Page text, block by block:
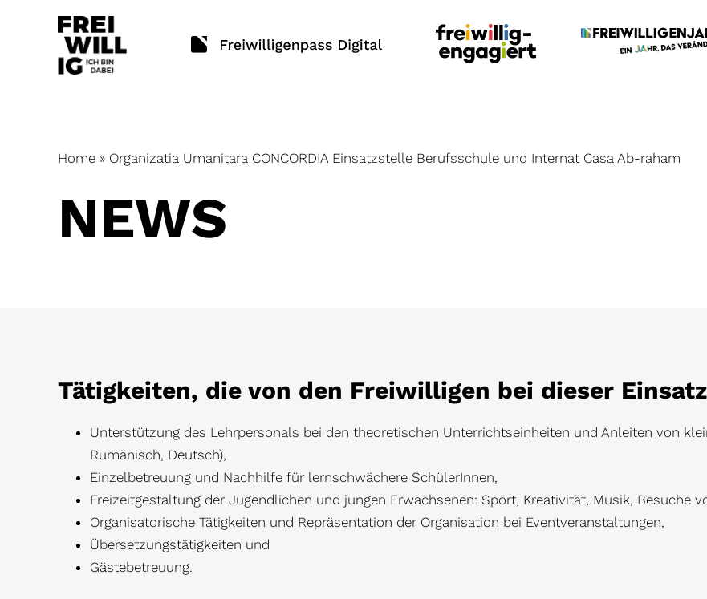
Home » Organizatia Umanitara CONCORDIA Einsatzstelle Berufsschule und Internat Casa Ab-raham
NEWS
Tätigkeiten, die von den Freiwilligen bei dieser
Unterstützung des Lehrpersonals bei den theoretischen Unterrichtseinheiten und Anleiten von
Rumänisch, Deutsch),
Einzelbetreuung und Nachhilfe für lernschwächere SchülerInnen,
Freizeitgestaltung der Jugendlichen und jungen Erwachsenen: Sport, Kreativität, Musik, Besuche
Organisatorische Tätigkeiten und Repräsentation der Organisation bei Eventveranstaltungen,
Übersetzungstätigkeiten und
Gästebetreuung.